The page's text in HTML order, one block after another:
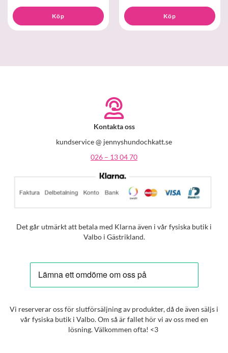
Köp Köp
Kontakta oss
kundservice @ jennyshundochkatt.se
026 – 13 04 70
Det går utmärkt att betala med Klarna även i vår fysiska butik i
Valbo i Gästrikland.
Vi reserverar oss för slutförsäljning av produkter, då de även säljs i
vår fysiska butik i Valbo. Om så är fallet hör vi av oss med en
lösning. Välkommen ofta! <3